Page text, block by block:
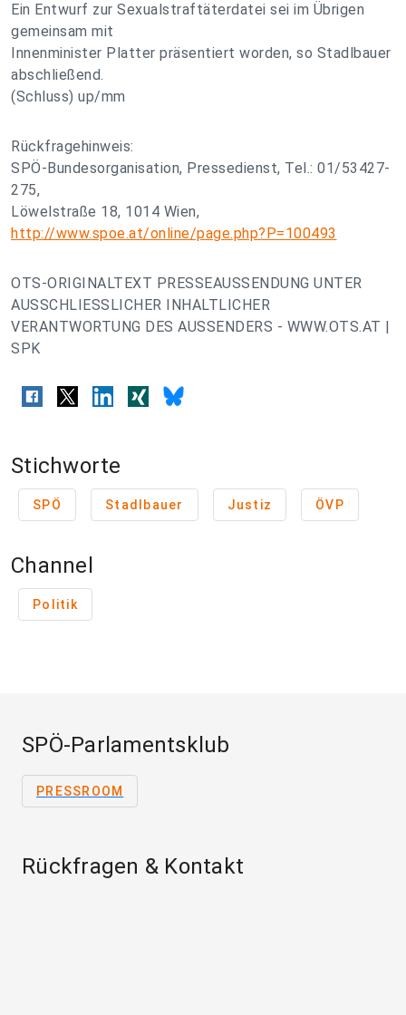
Ein Entwurf zur Sexualstraftäterdatei sei im Übrigen
gemeinsam mit
Innenminister Platter präsentiert worden, so Stadlbauer
abschließend.
(Schluss) up/mm
Rückfragehinweis:
SPÖ-Bundesorganisation, Pressedienst, Tel.: 01/53427-
275,
Löwelstraße 18, 1014 Wien,
http://www.spoe.at/online/page.php?P=100493
OTS-ORIGINALTEXT PRESSEAUSSENDUNG UNTER
AUSSCHLIESSLICHER INHALTLICHER
VERANTWORTUNG DES AUSSENDERS - WWW.OTS.AT |
SPK
Stichworte
SPÖ Stadlbauer Justiz ÖVP
Channel
Politik
SPÖ-Parlamentsklub
PRESSROOM
Rückfragen & Kontakt